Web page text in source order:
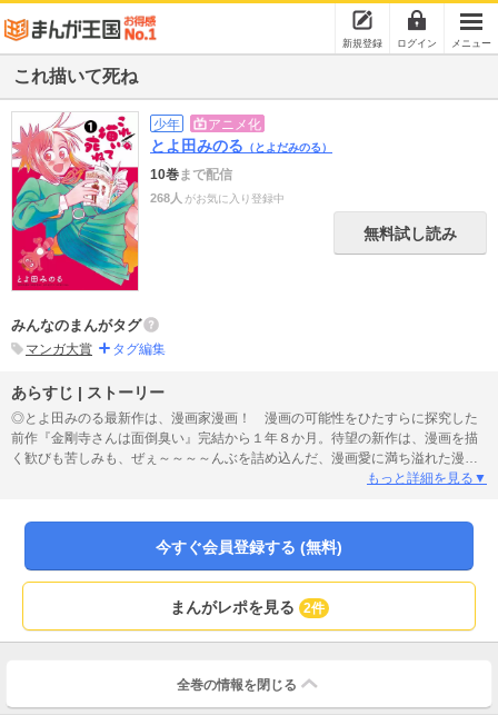
新規登録 ログイン メニュー
これ描いて死ね
少年 アニメ化
とよ田みのる （とよだみのる）
10巻まで配信
268人 がお気に入り登録中
無料試し読み
みんなのまんがタグ
マンガ大賞 タグ編集
あらすじ | ストーリー
◎とよ田みのる最新作は、漫画家漫画！ 漫画の可能性をひたすらに探究した
前作『金剛寺さんは面倒臭い』完結から１年８か月。待望の新作は、漫画を描
く歓びも苦しみも、ぜぇ～～～～んぶを詰め込んだ、漫画愛に満ち溢れた漫画
浪漫成長譚！漫画を愛する全ての人に届けッ！！ 東京の島しょ・伊豆王島に
☆野０先生がコミティアに出展することを知り、東京都区内に旅立つことに…
そしてコミティア会場での思わぬ出会いが相の人生を変える！ 漫画家にはど
うやったらなれるのか？知っているようで知らない漫画創作の世界。この物語
は、その世界に続く“まんが道”へ踏み出していく少女の物語。 漫画家を目指し
ている人にも、かつて目指していた人にも、漫画が好きな人にはもちろん、漫
画を毛嫌いしている人にも、漫画を読んだことがない人にだって絶対に読んで
もらいたい漫画の漫画ッ！！ ゲッサン本誌掲載時のカラーページを単行本で
ミックスピリッツ」に掲載された読切、『デビュー』タイトル改めの『ロスト
もっと詳細を見る▼
今すぐ会員登録する (無料)
まんがレポを見る 2件
全巻の情報を 閉じる